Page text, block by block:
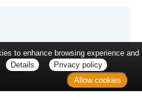
Senioren
Ratgeber
to enhance browsing experience and
Details
Privacy policy
Allow cookies